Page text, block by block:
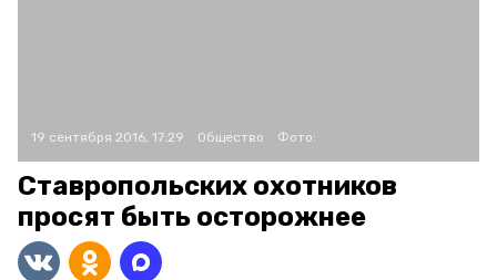
19 сентября 2016, 17:29 Общество Фото:
Ставропольских охотников
просят быть осторожнее